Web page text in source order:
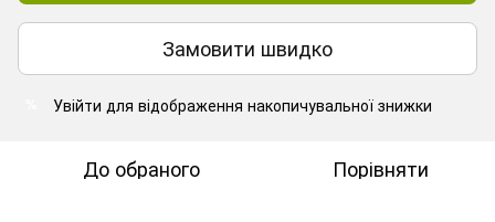
Замовити швидко
Увійти для відображення накопичувальної знижки
До обраного Порівняти